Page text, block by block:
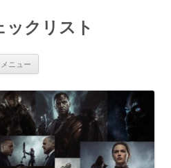
ックリスト
メニュー